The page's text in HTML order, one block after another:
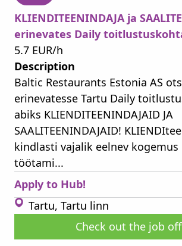
KLIENDITEENINDAJA ja
erinevates Daily
5.7 EUR/h
Description
Baltic Restaurants Estonia AS
erinevatesse Tartu Daily
abiks KLIENDITEENINDAJAID JA
SAALITEENINDAJAID!
kindlasti vajalik eelnev kogemus
töötami...
Apply to Hub!
Tartu, Tartu linn
Check out the job